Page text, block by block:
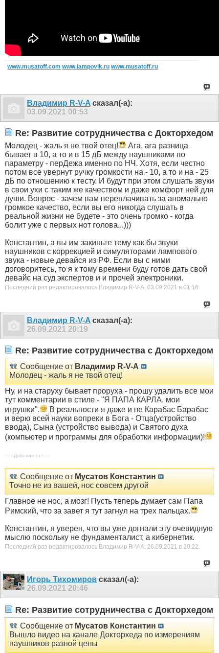
www.musatoff.com www.lampovik.ru www.musatoff.ru
Владимир R-V-A сказал(-а):
03.09.2021 00:53
Re: Развитие сотрудничества с Докторхедом
Молодец - жаль я не твой отец!
Ага, ага разница
бывает в 10, а то и в 15 дБ между наушниками по
параметру - перДежа именно по НЧ. Хотя, если честно
потом все увернут ручку громкости на - 10, а то и на - 25
дБ по отношению к тесту. И будут при этом слушать звуки
в свои ухи с таким же качеством и даже комфорт ней для
души. Вопрос - зачем вам переплачивать за аномально
громкое качество, если вы его никогда слушать в
реальной жизни не будете - это очень громко - когда
болит уже с первых нот голова...)))
Константин, а вы им закиньте тему как бы звуки
наушников с коррекцией и симуляторами лампового
звука - новые девайся из РФ. Если вы с ними
договоритесь, то я к тому времени буду готов дать свой
девайс на суд экспертов и и прочей электроники.
Последний раз редактировалось Владимир R-V-A; 03.09.2021 в 01:16.
Владимир R-V-A сказал(-а):
26.09.2021 20:19
Re: Развитие сотрудничества с Докторхедом
Сообщение от Владимир R-V-A
Молодец - жаль я не твой отец!
Ну, и на старуху бывает проруха - прошу удалить все мои
тут комментарии в стиле - "Я ПАПА КАРЛА, мои
игрушки".
В реальности я даже и не Карабас Барабас
и верю всей науки вопреки в Бога - Отца(устройство
ввода), Сына (устройство вывода) и Святого духа
(компьютер и программы для обработки информации)!
- - - Добавлено - - -
Сообщение от Мусатов Константин
Точно не из вашей, нос совсем другой
Главное не нос, а мозг! Пусть теперь думает сам Папа
Римский, что за завет я тут загнул на трех пальцах.
Константин, я уверен, что вы уже догнали эту очевидную
мыслю поскольку не фундаменталист, а кибернетик.
Последний раз редактировалось Владимир R-V-A; 26.09.2021 в 20:22.
Игорь Тихомиров сказал(-а):
26.09.2021 20:46
Re: Развитие сотрудничества с Докторхедом
Сообщение от Мусатов Константин
Вышло видео на канале Докторхеда по измерениям
наушников разной цены